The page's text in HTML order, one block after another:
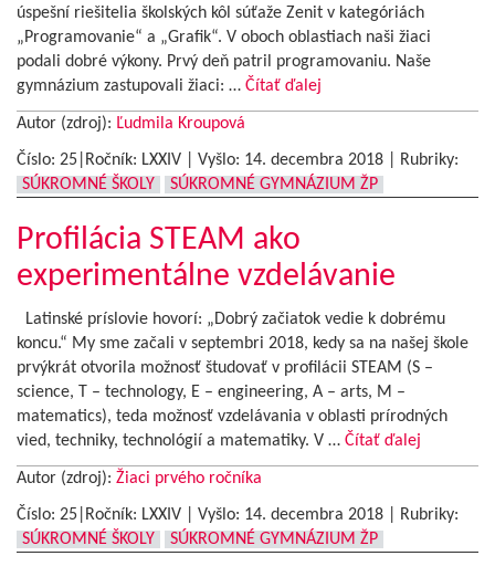
úspešní riešitelia školských kôl súťaže Zenit v kategóriách
„Programovanie“ a „Grafik“. V oboch oblastiach naši žiaci
podali dobré výkony. Prvý deň patril programovaniu. Naše
gymnázium zastupovali žiaci: … Čítať ďalej
Autor (zdroj): Ľudmila Kroupová
Číslo: 25|Ročník: LXXIV | Vyšlo: 14. decembra 2018
Rubriky:
SÚKROMNÉ ŠKOLY
SÚKROMNÉ GYMNÁZIUM ŽP
Profilácia STEAM ako
experimentálne vzdelávanie
Latinské príslovie hovorí: „Dobrý začiatok vedie k dobrému
koncu.“ My sme začali v septembri 2018, kedy sa na našej škole
prvýkrát otvorila možnosť študovať v profilácii STEAM (S –
science, T – technology, E – engineering, A – arts, M –
matematics), teda možnosť vzdelávania v oblasti prírodných
vied, techniky, technológií a matematiky. V … Čítať ďalej
Autor (zdroj): Žiaci prvého ročníka
Číslo: 25|Ročník: LXXIV | Vyšlo: 14. decembra 2018
Rubriky:
SÚKROMNÉ ŠKOLY
SÚKROMNÉ GYMNÁZIUM ŽP